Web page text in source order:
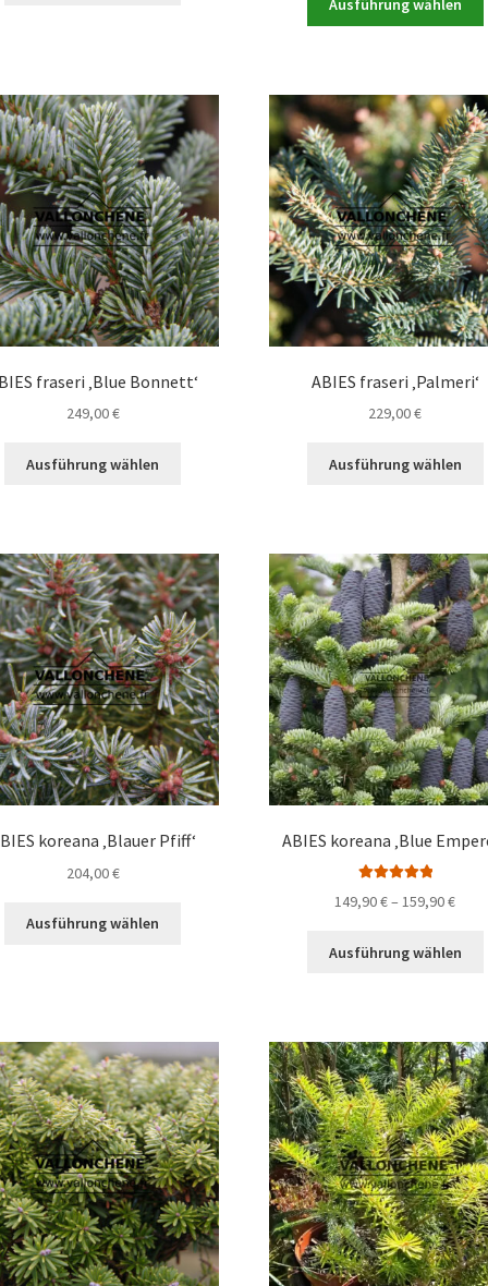
auf.
Die
Optionen
können
auf
der
Produktseite
gewählt
werden
Ausführung wählen
fraseri ‚Blue Bonnett‘
249,00€
Ausführung wählen
Varianten
auf.
Die
Optionen
können
auf
der
Produktseite
gewählt
werden
ABIES fraseri ‚Palmeri‘
229,00€
Ausführung wählen
koreana ‚Blauer Pfiff‘
204,00€
Ausführung wählen
Die
Optionen
können
auf
der
Produktseite
gewählt
werden
ABIES koreana ‚Blue
5.00
von 5
149,90€–159,90€
bis
Ausführung wählen